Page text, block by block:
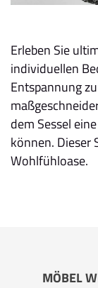
Erleben Sie
individuellen
Entspannung
dem Sessel
können. Dieser
Wohlfühloase.
MÖBEL